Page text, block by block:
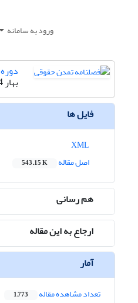
ورود به سامانه
دوره 8، شماره 23
بهار 1404
فایل ها
اصل مقاله
543.15 K
هم رسانی
ارجاع به این مقاله
آمار
تعداد مشاهده مقاله 1,773